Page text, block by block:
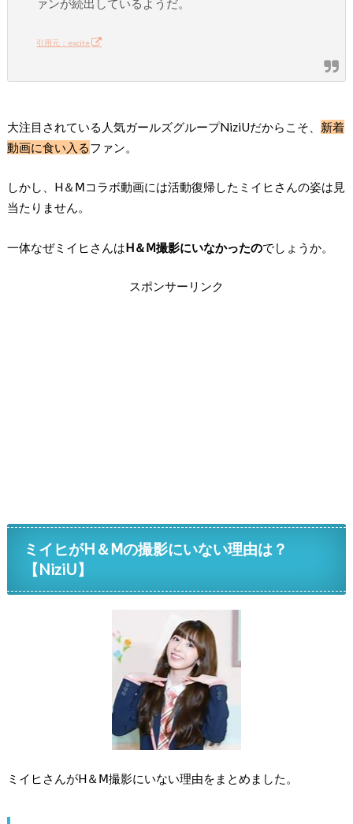
ァンが続出しているようだ。
引用元：excite
大注目されている人気ガールズグループNiziUだからこそ、 新着
動画に食い入るファン。
しかし、H＆Ⅿコラボ動画には活動復帰したミイヒさんの姿は見
当たりません。
一体なぜミイヒさんはH＆Ⅿ撮影にいなかったのでしょうか。
スポンサーリンク
ミイヒがH＆Ⅿの撮影にいない理由は？
【NiziU】
ミイヒさんがH＆Ⅿ撮影にいない理由をまとめました。